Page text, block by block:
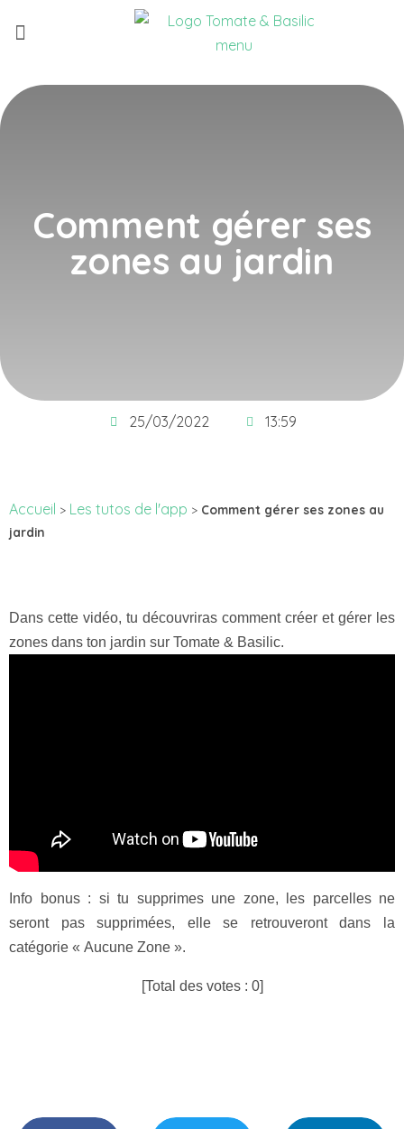
Comment gérer ses
zones au jardin
25/03/2022 13:59
Accueil > Les tutos de l'app > Comment gérer ses zones au
jardin
Dans cette vidéo, tu découvriras comment créer et gérer les
zones dans ton jardin sur Tomate & Basilic.
Info bonus : si tu supprimes une zone, les parcelles ne
seront pas supprimées, elle se retrouveront dans la
catégorie « Aucune Zone ».
[Total des votes : 0]